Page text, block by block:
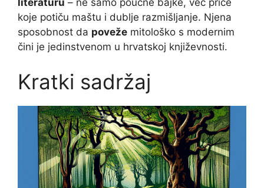
koje potiču maštu i dublje razmišljanje. Njena
sposobnost da poveže mitološko s modernim
čini je jedinstvenom u hrvatskoj književnosti.
Kratki sadržaj